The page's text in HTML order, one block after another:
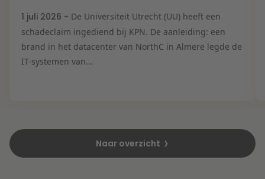
1 juli 2026 - De Universiteit Utrecht (UU) heeft een
schadeclaim ingediend bij KPN. De aanleiding: een
brand in het datacenter van NorthC in Almere legde de
IT-systemen van...
Naar overzicht